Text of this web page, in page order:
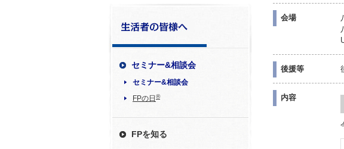
セミナー&相談会
セミナー&相談会
FPの日 ®
FPを知る
会場
後援等
内容